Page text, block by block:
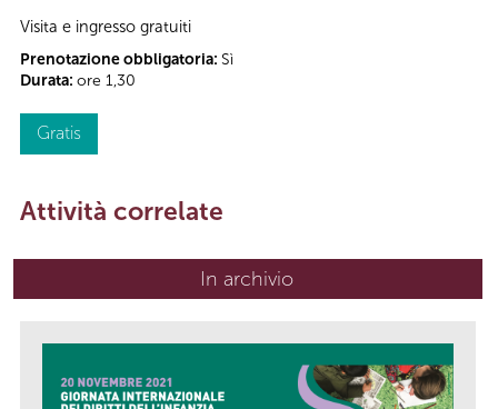
Visita e ingresso gratuiti
Prenotazione obbligatoria: Sì
Durata: ore 1,30
Gratis
Attività correlate
In archivio